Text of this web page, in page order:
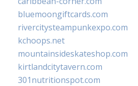
bluemoongiftcards.com
rivercitysteampunkexpo.com
kchoops.net
mountainsideskateshop.com
kirtlandcitytavern.com
301nutritionspot.com